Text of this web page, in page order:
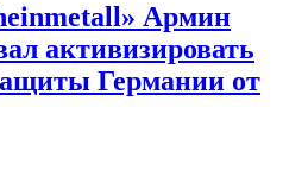
Армин
активизировать
Германии от